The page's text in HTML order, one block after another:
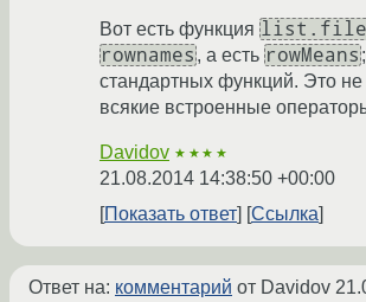
Вот есть функция
rownames , а есть rowMeans
стандартных функций. Это
всякие встроенные
Davidov ★★★★
21.08.2014 14:38:50 +00:00
Показать ответ
Ссылка
Ответ на: комментарий от Davidov